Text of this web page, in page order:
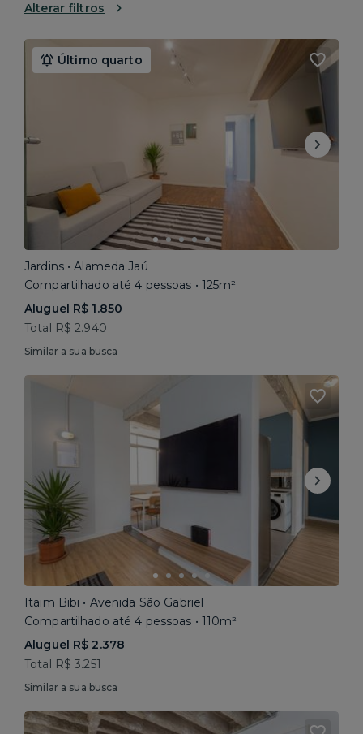
Alterar filtros
Último quarto
Jardins • Alameda Jaú
Compartilhado até 4 pessoas • 125m²
Aluguel R$ 1.850
Total R$ 2.940
Similar a sua busca
Itaim Bibi • Avenida São Gabriel
Compartilhado até 4 pessoas • 110m²
Aluguel R$ 2.378
Total R$ 3.251
Similar a sua busca